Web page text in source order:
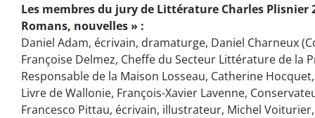
Les membres du jury de Littérature Charles Plisnier
Romans, nouvelles » :
Daniel Adam, écrivain, dramaturge, Daniel Charneux
Françoise Delmez, Cheffe du Secteur Littérature de la
Responsable de la Maison Losseau, Catherine
Livre de Wallonie, François-Xavier Lavenne,
Francesco Pittau, écrivain, illustrateur, Michel